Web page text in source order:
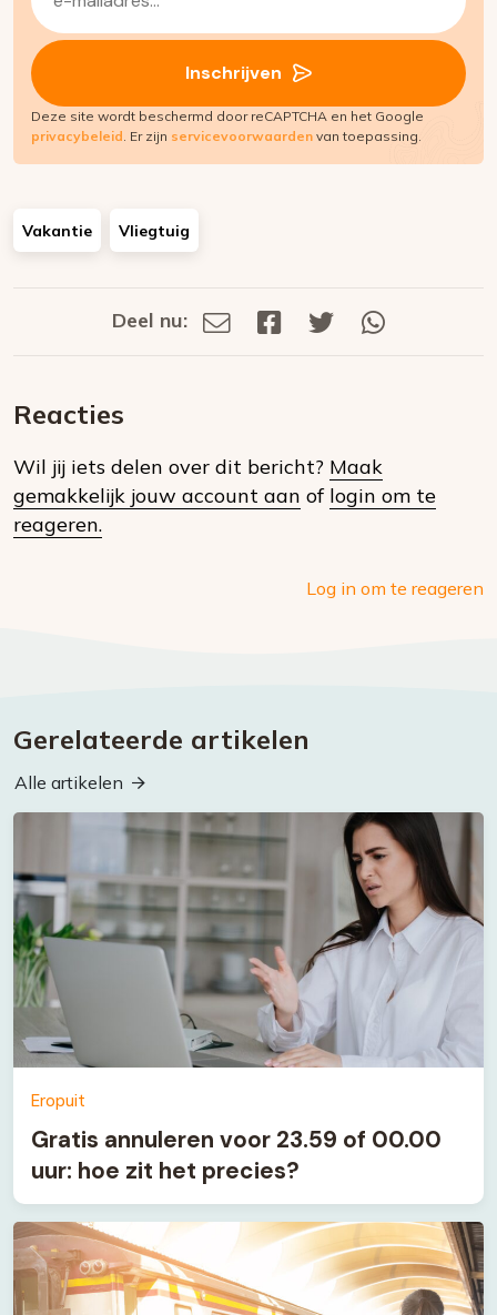
mailadres
(Vereist)
Inschrijven
Deze site wordt beschermd door reCAPTCHA en het Google
privacybeleid. Er zijn servicevoorwaarden van toepassing.
Vakantie Vliegtuig
Deel
social
Deel nu:
Deel
Deel
Deel
Reacties
Wil jij iets delen over dit bericht? Maak
gemakkelijk jouw account aan of login om te
reageren.
Log in om te reageren
Gerelateerde artikelen
Alle artikelen
Eropuit
Gratis annuleren voor 23.59 of 00.00
uur: hoe zit het precies?